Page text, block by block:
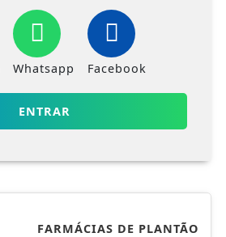
Whatsapp Facebook
ENTRAR
FARMÁCIAS DE PLANTÃO